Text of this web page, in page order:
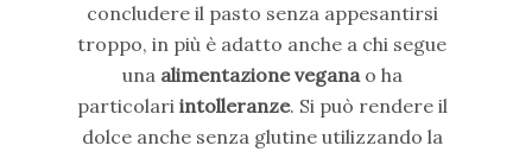
concludere il pasto senza appesantirsi
troppo, in più è adatto anche a chi segue
una alimentazione veganao ha
particolari intolleranze. Si può rendere il
dolce anche senza glutine utilizzando la